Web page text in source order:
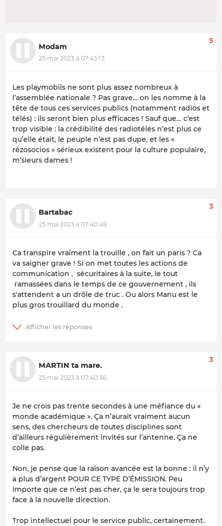
Modam
25 mai 2023 à 07:45:13
5
Les playmobils ne sont plus assez nombreux à
l’assemblée nationale ? Pas grave… on les nomme à la
tête de tous ces services publics (notamment radios et
télés) : ils seront bien plus efficaces ! Sauf que… c’est
trop visible : la crédibilité des radiotélés n’est plus ce
qu’elle était, le peuple n’est pas dupe, et les «
rézosocios » sérieux existent pour la culture populaire,
m’sieurs dames !
Bartabac
25 mai 2023 à 07:40:48
3
Ca transpire vraiment la trouille , on fait un paris ? Ca
va saigner grave ! Si on met toutes les actions de
communication , sécuritaires à la suite, le tout
ramassées dans le temps de ce gouvernement , ils
s'attendent a un drôle de truc . Ou alors Manu est le
plus gros trouillard du monde .
MARTIN ta mare.
25 mai 2023 à 07:40:36
3
Je ne crois pas trente secondes à une méfiance du «
monde académique ». Ça n’aurait vraiment aucun
sens, des chercheurs de toutes disciplines sont
d’ailleurs régulièrement invités sur l’antenne. Ça ne
colle pas.
Non, je pense que la raison avancée est la bonne : il n’y
a plus d’argent POUR CE TYPE D’ÉMISSION. Peu
importe que ce n’est pas cher, ça le sera toujours trop
face à la nouvelle direction.
Trop intellectuel pour le service public, certainement.